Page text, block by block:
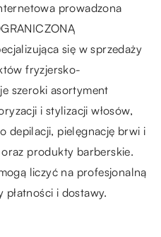
prowadzona
się w sprzedaży
fryzjersko-
szeroki asortyment
i stylizacji włosów,
depilacji, pielęgnację brwi i
produkty barberskie.
liczyć na profesjonalną
płatności i dostawy.